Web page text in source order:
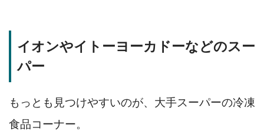
イオンやイトーヨーカドーなどのスー
パー
もっとも見つけやすいのが、大手スーパーの冷凍
食品コーナー。